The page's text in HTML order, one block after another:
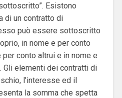
Esistono
di un contratto di
può essere sottoscritto
in nome e per conto
conto altrui e in nome e
Gli elementi dei contratti di
l’interesse ed il
la somma che spetta